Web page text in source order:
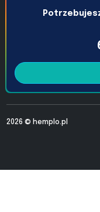
2026 © hemplo.pl